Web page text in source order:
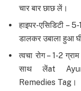
चार बार छाछ लें।
हाइपर-एसिडिटी –
डालकर उबाला हुआ
त्वचा रोग – 1-2
साथ लेंat
Remedies Tag।